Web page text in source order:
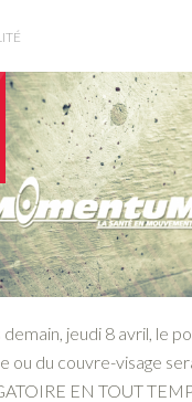
demain, jeudi 8 avril, le
ou du couvre-visage
EN TOUT